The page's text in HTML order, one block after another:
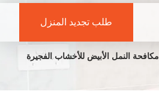
طلب تجديد المنزل
مكافحة النمل الأبيض للأخشاب الفجيرة